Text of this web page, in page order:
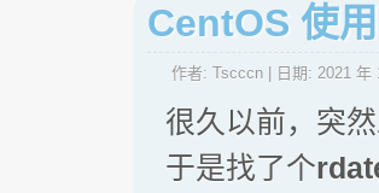
CentOS 使
作者: Tscccn | 日期: 2021 年
很久以前，突
于是找了个